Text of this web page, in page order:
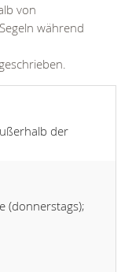
von
während
der
(donnerstags);